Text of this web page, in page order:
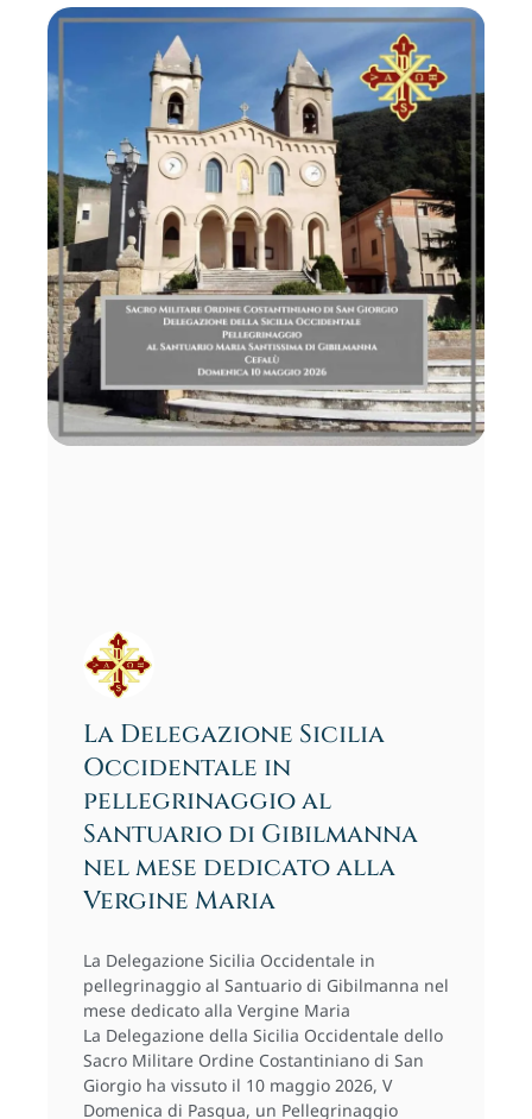
La Delegazione Sicilia
Occidentale in
pellegrinaggio al
Santuario di Gibilmanna
nel mese dedicato alla
Vergine Maria
La Delegazione Sicilia Occidentale in
pellegrinaggio al Santuario di Gibilmanna nel
mese dedicato alla Vergine Maria
La Delegazione della Sicilia Occidentale dello
Sacro Militare Ordine Costantiniano di San
Giorgio ha vissuto il 10 maggio 2026, V
Domenica di Pasqua, un Pellegrinaggio